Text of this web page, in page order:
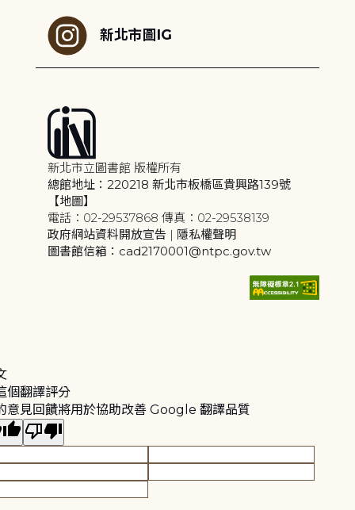
新北市圖IG
新北市立圖書館 版權所有
總館地址：220218 新北市板橋區貴興路139號
【地圖】
電話：02-29537868 傳真：02-29538139
政府網站資料開放宣告 | 隱私權聲明
圖書館信箱：cad2170001@ntpc.gov.tw
個翻譯評分
意見回饋將用於協助改善 Google 翻譯品質